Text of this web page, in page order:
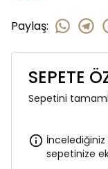
Paylaş:
SEPETE
Sepetini
sepetinize